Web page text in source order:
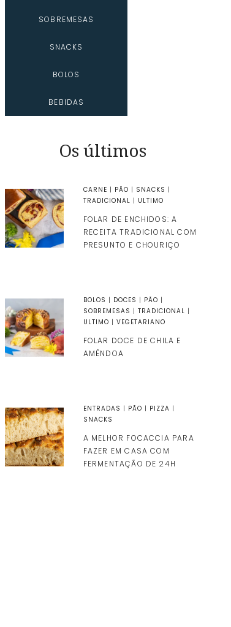
SOBREMESAS
SNACKS
BOLOS
BEBIDAS
Os últimos
CARNE | PÃO | SNACKS |
TRADICIONAL | ULTIMO
FOLAR DE ENCHIDOS: A
RECEITA TRADICIONAL COM
PRESUNTO E CHOURIÇO
BOLOS | DOCES | PÃO |
SOBREMESAS | TRADICIONAL |
ULTIMO | VEGETARIANO
FOLAR DOCE DE CHILA E
AMÊNDOA
ENTRADAS | PÃO | PIZZA |
SNACKS
A MELHOR FOCACCIA PARA
FAZER EM CASA COM
FERMENTAÇÃO DE 24H